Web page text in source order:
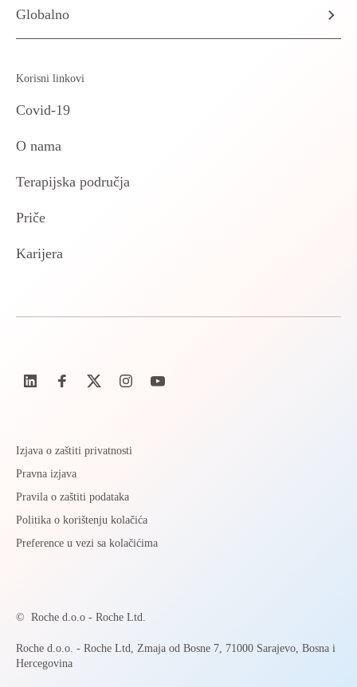
Globalno
Korisni linkovi
Covid-19
O nama
Terapijska područja
Priče
Karijera
Izjava o zaštiti privatnosti
Pravna izjava
Pravila o zaštiti podataka
Politika o korištenju kolačića
Preference u vezi sa kolačićima
© Roche d.o.o - Roche Ltd.
Roche d.o.o. - Roche Ltd, Zmaja od Bosne 7, 71000 Sarajevo, Bosna i
Hercegovina